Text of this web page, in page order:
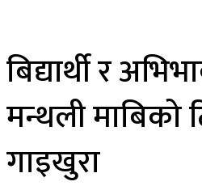
बिद्यार्थी र
मन्थली
गाइखुरा